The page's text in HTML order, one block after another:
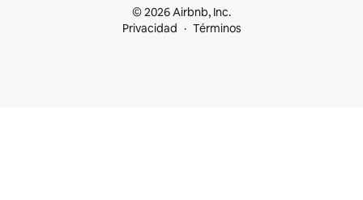
© 2026 Airbnb, Inc.
Privacidad
Términos